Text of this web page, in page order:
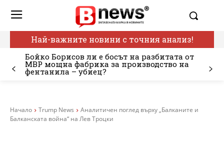
Най-важните новини с точния анализ!
Бойко Борисов ли е босът на разбитата от
МВР мощна фабрика за производство на
фентанила – убиец?
Начало Trump News
Аналитичен поглед върху „Балканите и
Балканската война“ на Лев Троцки